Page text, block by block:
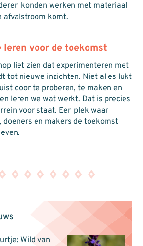
konden werken met materiaal
afvalstroom komt.
leren voor de toekomst
liet zien dat experimenteren met
tot nieuwe inzichten. Niet alles lukt
door te proberen, te maken en
leren we wat werkt. Dat is precies
voor staat. Een plek waar
doeners en makers de toekomst
Wild van